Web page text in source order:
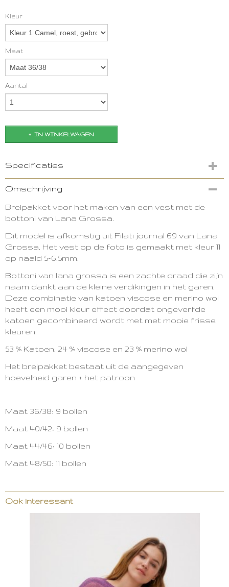
Kleur
Maat
Aantal
IN WINKELWAGEN
Specificaties
Omschrijving
Breipakket voor het maken van een vest met de
bottoni van Lana Grossa.
Dit model is afkomstig uit Filati journal 69 van Lana
Grossa. Het vest op de foto is gemaakt met kleur 11
op naald 5-6.5mm.
Bottoni van lana grossa is een zachte draad die zijn
naam dankt aan de kleine verdikingen in het garen.
Deze combinatie van katoen viscose en merino wol
heeft een mooi kleur effect doordat ongeverfde
katoen gecombineerd wordt met met mooie frisse
kleuren.
53 % Katoen, 24 % viscose en 23 % merino wol
Het breipakket bestaat uit de aangegeven
hoevelheid garen + het patroon
Maat 36/38: 9 bollen
Maat 40/42: 9 bollen
Maat 44/46: 10 bollen
Maat 48/50: 11 bollen
Ook interessant